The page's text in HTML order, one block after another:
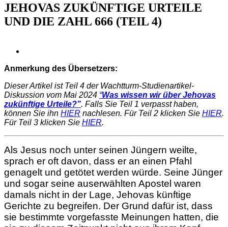
JEHOVAS ZUKÜNFTIGE URTEILE
UND DIE ZAHL 666 (TEIL 4)
Image
Anmerkung des Übersetzers:
Dieser Artikel ist Teil 4 der Wachtturm-Studienartikel-
Diskussion vom Mai 2024 “Was wissen wir über Jehovas
zukünftige Urteile?”. Falls Sie Teil 1 verpasst haben,
können Sie ihn HIER nachlesen. Für Teil 2 klicken Sie HIER.
Für Teil 3 klicken Sie HIER.
Als Jesus noch unter seinen Jüngern weilte,
sprach er oft davon, dass er an einen Pfahl
genagelt und getötet werden würde. Seine Jünger
und sogar seine auserwählten Apostel waren
damals nicht in der Lage, Jehovas künftige
Gerichte zu begreifen. Der Grund dafür ist, dass
sie bestimmte vorgefasste Meinungen hatten, die